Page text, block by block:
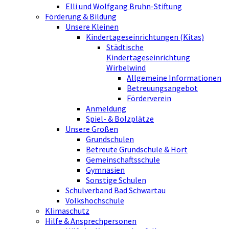
Elli und Wolfgang Bruhn-Stiftung
Förderung & Bildung
Unsere Kleinen
Kindertageseinrichtungen (Kitas)
Städtische
Kindertageseinrichtung
Wirbelwind
Allgemeine Informationen
Betreuungsangebot
Förderverein
Anmeldung
Spiel- & Bolzplätze
Unsere Großen
Grundschulen
Betreute Grundschule & Hort
Gemeinschaftsschule
Gymnasien
Sonstige Schulen
Schulverband Bad Schwartau
Volkshochschule
Klimaschutz
Hilfe & Ansprechpersonen